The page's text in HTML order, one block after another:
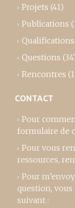
Projets (41)
Publications
Qualifications
Questions
Rencontres
CONTACT
Pour
formulaire de
Pour vous
ressources,
Pour
question,
suivant :